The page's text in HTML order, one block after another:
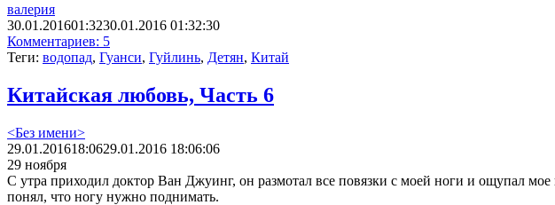
валерия
30.01.201601:3230.01.2016 01:32:30
Комментариев: 5
Теги: водопад, Гуанси, Гуйлинь, Детян, Китай
Китайская любовь, Часть 6
<Без имени>
29.01.201618:0629.01.2016 18:06:06
29 ноября
С утра приходил доктор Ван Джуинг, он размотал все повязки с моей ноги и ощупал
понял, что ногу нужно поднимать.